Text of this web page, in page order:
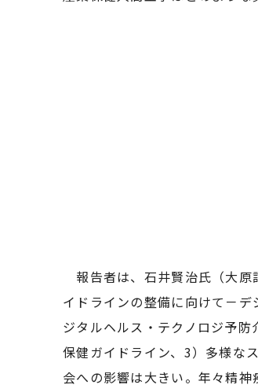
報告者は、石井賢治氏（大
イドラインの整備に向けて－
ジタルヘルス・テクノロジ予
保健ガイドライン、3）多様な
会への影響は大きい。年々精